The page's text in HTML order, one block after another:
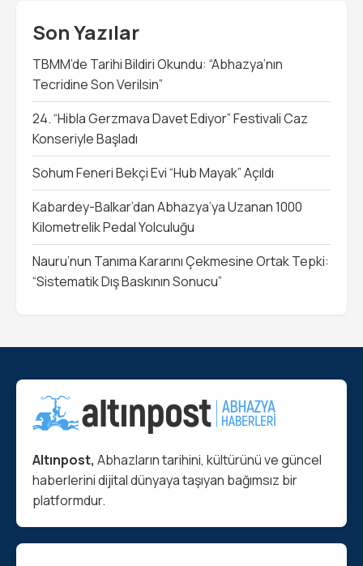
Son Yazılar
TBMM’de Tarihi Bildiri Okundu: “Abhazya’nın
Tecridine Son Verilsin”
24. “Hibla Gerzmava Davet Ediyor” Festivali Caz
Konseriyle Başladı
Sohum Feneri Bekçi Evi “Hub Mayak” Açıldı
Kabardey-Balkar’dan Abhazya’ya Uzanan 1000
Kilometrelik Pedal Yolculuğu
Nauru’nun Tanıma Kararını Çekmesine Ortak Tepki:
“Sistematik Dış Baskının Sonucu”
Altınpost, Abhazların tarihini, kültürünü ve güncel
haberlerini dijital dünyaya taşıyan bağımsız bir
platformdur.